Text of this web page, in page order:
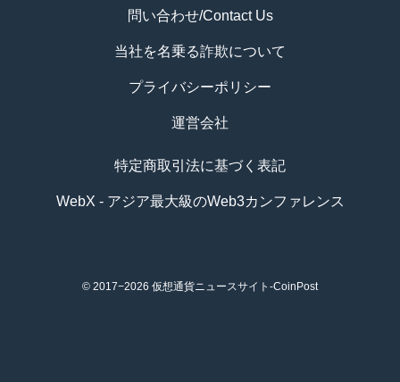
問い合わせ/Contact Us
当社を名乗る詐欺について
プライバシーポリシー
運営会社
特定商取引法に基づく表記
WebX - アジア最大級のWeb3カンファレンス
© 2017−2026 仮想通貨ニュースサイト-CoinPost